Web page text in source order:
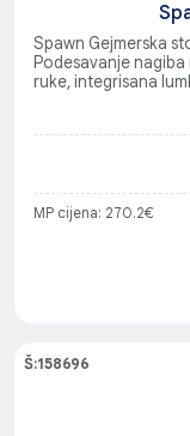
Spawn Gejmerska
Podesavanje
ruke, integrisana
MP cijena: 270.2€
Š:158696